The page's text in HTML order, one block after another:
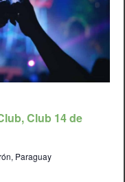
Club 14 de
Paraguay